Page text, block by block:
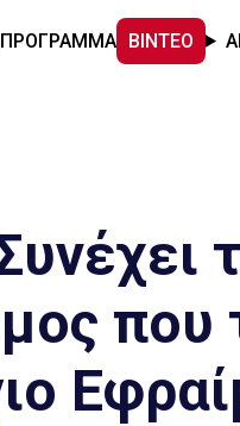
ΠΡΟΓΡΑΜΜΑ ΒΙΝΤΕΟ